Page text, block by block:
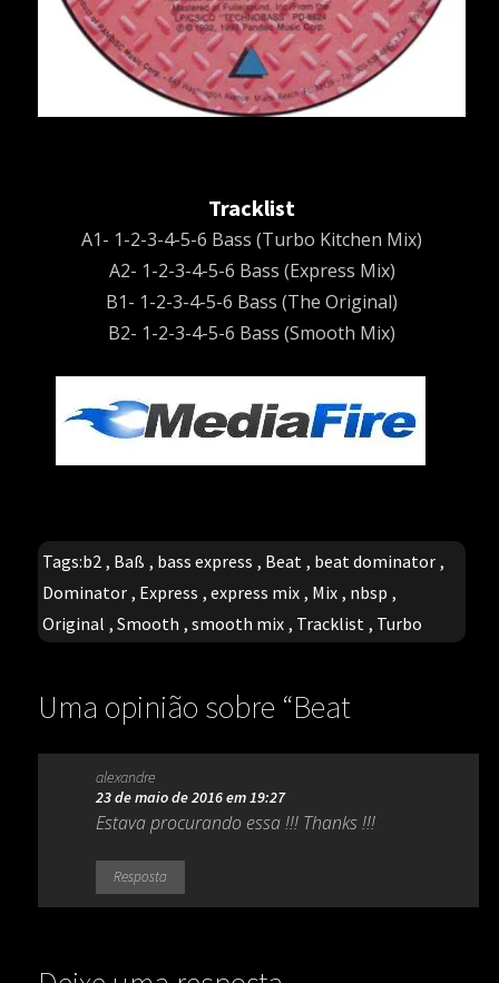
Tracklist
A1- 1-2-3-4-5-6 Bass (Turbo Kitchen Mix)
A2- 1-2-3-4-5-6 Bass (Express Mix)
B1- 1-2-3-4-5-6 Bass (The Original)
B2- 1-2-3-4-5-6 Bass (Smooth Mix)
Tags:b2 , Baß , bass express , Beat , beat dominator ,
Dominator , Express ,express mix , Mix , nbsp ,
Original ,Smooth ,smooth mix , Tracklist , Turbo
Uma opinião sobre “Beat
Dominator – 1-2-3-4-5-6 bass
(1992)”
alexandre
23 de maio de 2016 em 19:27
Estava procurando essa !!! Thanks !!!
Resposta